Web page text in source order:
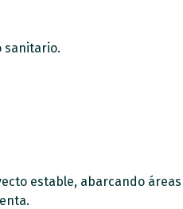
sanitario.
estable, abarcando